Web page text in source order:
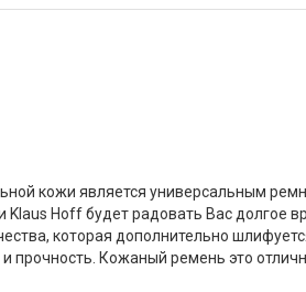
кожи является универсальным
Klaus Hoffбудет радовать Вас долгое
которая дополнительно
прочность. Кожаный ремень это